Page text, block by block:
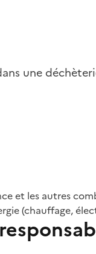
une
et les autres
(chauffage,